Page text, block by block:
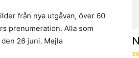
från nya utgåvan, över 60
prenumeration. Alla som
26 juni. Mejla